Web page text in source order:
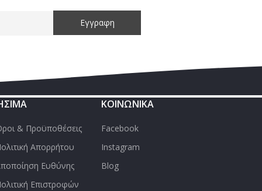
& Προϋποθέσεις
Απορρήτου
Ευθύνης
Επιστροφών
ΚΟΙΝΩΝΙΚΑ
Facebook
Instagram
Blog